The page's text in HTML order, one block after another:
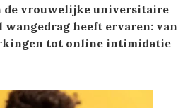
de vrouwelijke universitaire
wangedrag heeft ervaren: van
tot online intimidatie